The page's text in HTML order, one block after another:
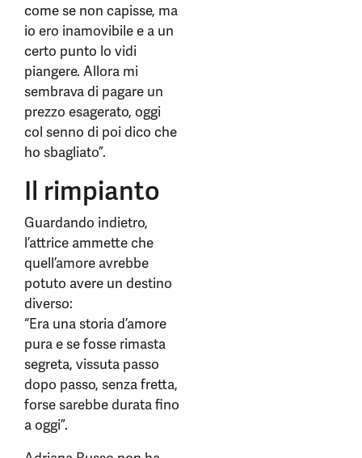
come se non capisse, ma
io ero inamovibile e a un
certo punto lo vidi
piangere. Allora mi
sembrava di pagare un
prezzo esagerato, oggi
col senno di poi dico che
ho sbagliato”.
Il rimpianto
Guardando indietro,
l’attrice ammette che
quell’amore avrebbe
potuto avere un destino
diverso:
“Era una storia d’amore
pura e se fosse rimasta
segreta, vissuta passo
dopo passo, senza fretta,
forse sarebbe durata fino
a oggi”.